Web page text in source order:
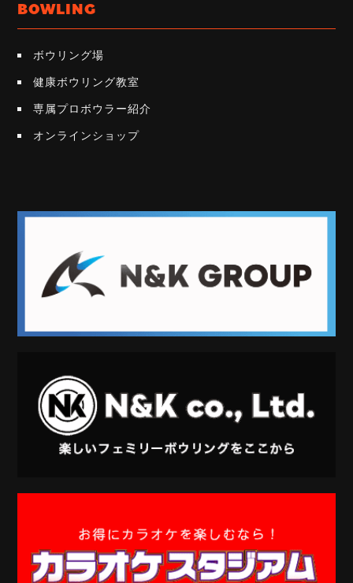
BOWLING
ボウリング場
健康ボウリング教室
専属プロボウラー紹介
オンラインショップ